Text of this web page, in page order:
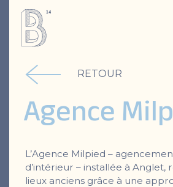
RETOUR
Agence
L’Agence Milpied –
d’intérieur – installée à Anglet,
lieux anciens grâce à une